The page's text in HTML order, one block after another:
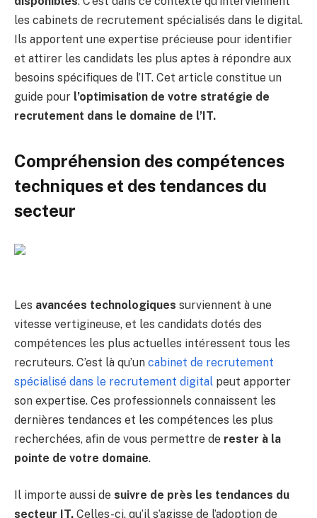
les cabinets de recrutement spécialisés dans le digital.
Ils apportent une expertise précieuse pour identifier
et attirer les candidats les plus aptes à répondre aux
besoins spécifiques de l’IT. Cet article constitue un
guide pour l’optimisation de votre stratégie de
recrutement dans le domaine de l’IT.
Compréhension des compétences
techniques et des tendances du
secteur
Les avancées technologiques surviennent à une
vitesse vertigineuse, et les candidats dotés des
compétences les plus actuelles intéressent tous les
recruteurs. C’est là qu’un cabinet de recrutement
spécialisé dans le recrutement digital peut apporter
son expertise. Ces professionnels connaissent les
dernières tendances et les compétences les plus
recherchées, afin de vous permettre de rester à la
pointe de votre domaine.
Il importe aussi de suivre de près les tendances du
secteur IT. Celles-ci, qu’il s’agisse de l’adoption de